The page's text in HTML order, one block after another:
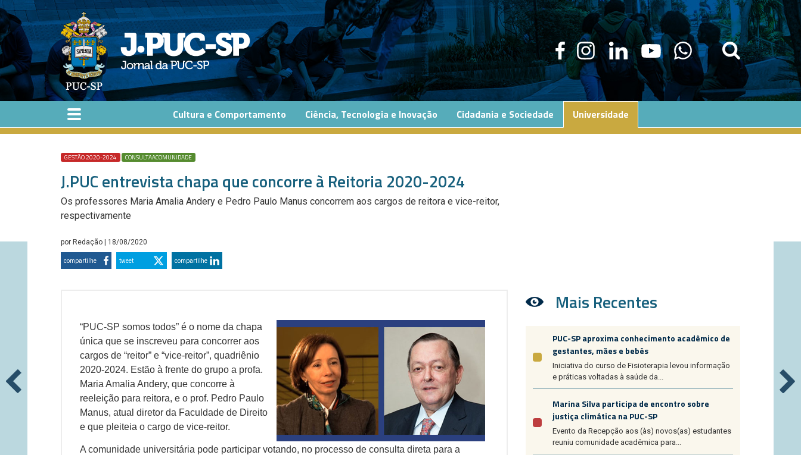
Pular para o conteúdo principal
Cultura e Comportamento Ciência, Tecnologia e Inovação Cidadania e Sociedade Universidade
GESTÃO 2020-2024 CONSULTAACOMUNIDADE
J.PUC entrevista chapa que concorre à Reitoria 2020-2024
Os professores Maria Amalia Andery e Pedro Paulo Manus concorrem aos cargos de reitora e vice-reitor,
respectivamente
por Redação | 18/08/2020
compartilhe tweet compartilhe
“PUC-SP somos todos” é o nome da chapa
única que se inscreveu para concorrer aos
cargos de “reitor” e “vice-reitor”, quadriênio
2020-2024. Estão à frente do grupo a profa.
Maria Amalia Andery, que concorre à
reeleição para reitora, e o prof. Pedro Paulo
Manus, atual diretor da Faculdade de Direito
e que pleiteia o cargo de vice-reitor.
A comunidade universitária pode participar votando, no processo de consulta direta para a
Mais Recentes
PUC-SP aproxima conhecimento acadêmico de
gestantes, mães e bebês
Iniciativa do curso de Fisioterapia levou informação
e práticas voltadas à saúde da...
Marina Silva participa de encontro sobre
justiça climática na PUC-SP
Evento da Recepção aos (às) novos(as) estudantes
reuniu comunidade acadêmica para...